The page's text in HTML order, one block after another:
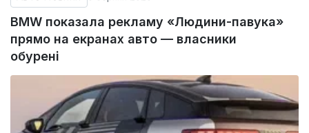
BMW показала рекламу «Людини-павука»
прямо на екранах авто — власники
обурені